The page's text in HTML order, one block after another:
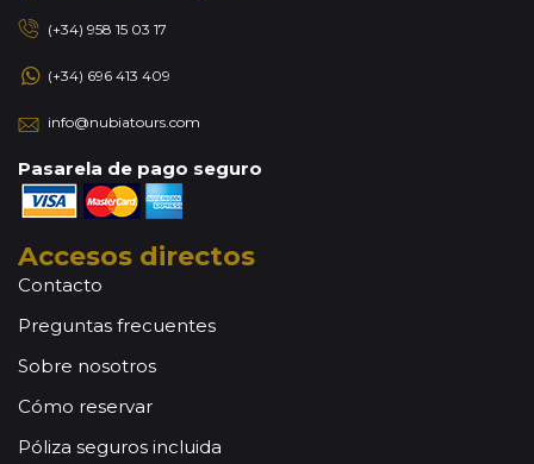
(+34) 958 15 03 17
(+34) 696 413 409
info@nubiatours.com
Pasarela de pago seguro
Accesos directos
Contacto
Preguntas frecuentes
Sobre nosotros
Cómo reservar
Póliza seguros incluida